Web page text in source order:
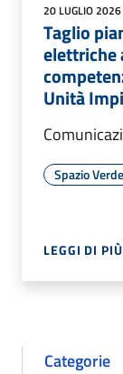
20 LUGLIO 2026
Taglio
elettriche
Unità
Spazio Verde
LEGGI DI PIÙ
Categorie